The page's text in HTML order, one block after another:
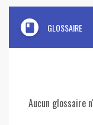
book GLOSSAIRE
Aucun glossaire